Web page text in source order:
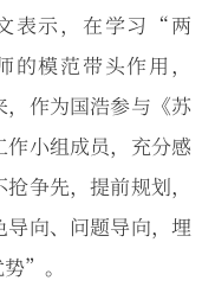
表示，在学习“两
模范带头作用，
作为国浩参与《苏
小组成员，充分感
争先，提前规划，
向、问题导向，埋
”。